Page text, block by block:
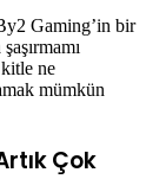
Gaming’in bir
ne
mümkün
Çok